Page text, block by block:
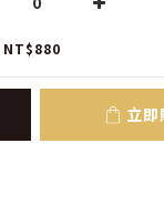
NT$880
立即